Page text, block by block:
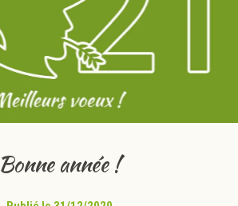
Bonne année !